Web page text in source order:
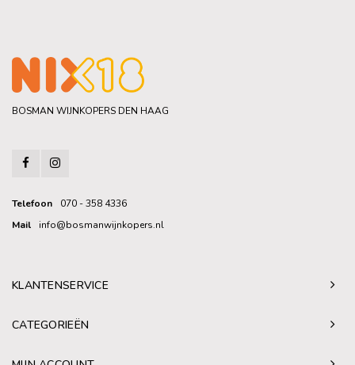
BOSMAN WIJNKOPERS DEN HAAG
Telefoon
070 - 358 4336
Mail
info@bosmanwijnkopers.nl
KLANTENSERVICE
CATEGORIEËN